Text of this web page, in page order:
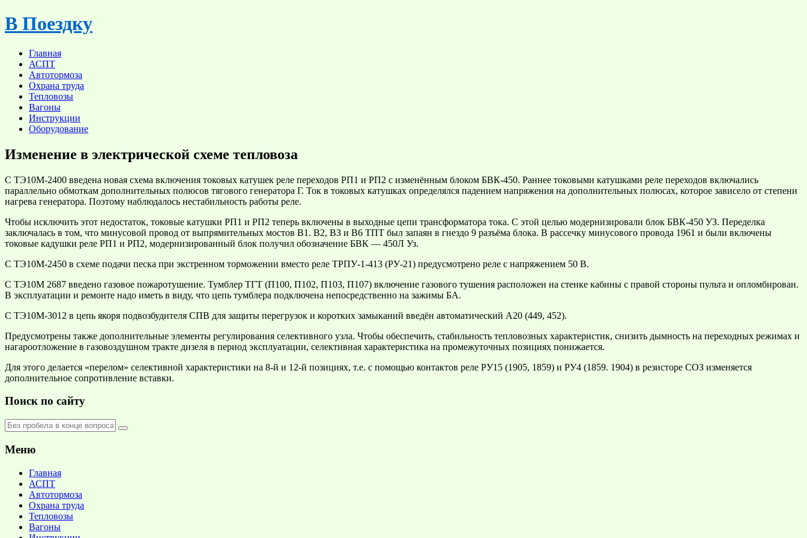
Skip
to
В Поездку
Главная
АСПТ
Автотормоза
Охрана труда
Тепловозы
Вагоны
Инструкции
Оборудование
Изменение в электрической схеме тепловоза
С ТЭ10М-2400 введена новая схема включения токовых катушек реле переходов РП1 и РП2 с изменённым блоком БВК-450. Раннее токовыми катушками реле переходов включались
параллельно обмоткам дополнительных полюсов тягового генератора Г. Ток в токовых катушках определялся падением напряжения на дополнительных полюсах, которое зависело от степени
нагрева генератора. Поэтому наблюдалось нестабильность работы реле.
Чтобы исключить этот недостаток, токовые катушки РП1 и РП2 теперь включены в выходные цепи трансформатора тока. С этой целью модернизировали блок БВК-450 УЗ. Переделка
заключалась в том, что минусовой провод от выпрямительных мостов В1. В2, ВЗ и В6 ТПТ был запаян в гнездо 9 разъёма блока. В рассечку минусового провода 1961 и были включены
токовые кадушки реле РП1 и РП2, модернизированный блок получил обозначение БВК — 450Л Уз.
С ТЭ10М-2450 в схеме подачи песка при экстренном торможении вместо реле ТРПУ-1-413 (РУ-21) предусмотрено реле с напряжением 50 В.
С ТЭ10М 2687 введено газовое пожаротушение. Тумблер ТГТ (П100, П102, П103, П107) включение газового тушения расположен на стенке кабины с правой стороны пульта и опломбирован.
В эксплуатации и ремонте надо иметь в виду, что цепь тумблера подключена непосредственно на зажимы БА.
С ТЭ10М-3012 в цепь якоря подвозбудителя СПВ для защиты перегрузок и коротких замыканий введён автоматический А20 (449, 452).
Предусмотрены также дополнительные элементы регулирования селективного узла. Чтобы обеспечить, стабильность тепловозных характеристик, снизить дымность на переходных режимах и
нагароотложение в газовоздушном тракте дизеля в период эксплуатации, селективная характеристика на промежуточных позициях понижается.
Для этого делается «перелом» селективной характеристики на 8-й и 12-й позициях, т.е. с помощью контактов реле РУ15 (1905, 1859) и РУ4 (1859. 1904) в резисторе СОЗ изменяется
дополнительное сопротивление вставки.
Поиск по сайту
Меню
Главная
АСПТ
Автотормоза
Охрана труда
Тепловозы
Вагоны